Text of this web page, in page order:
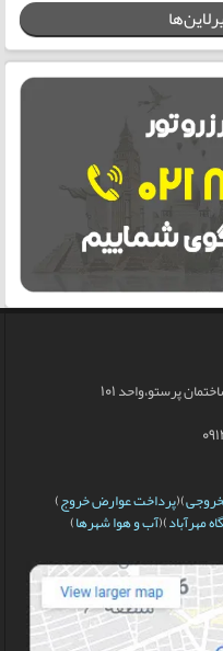
پرستو،واحد 101
)(پرداخت عوارض خروج)
مهرآباد)(آب و هوا شهرها)